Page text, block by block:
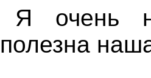
Я очень
полезна